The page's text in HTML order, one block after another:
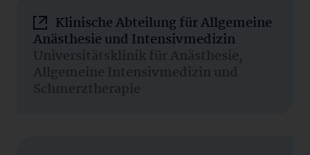
Klinische Abteilung für Allgemeine
Anästhesie und Intensivmedizin
Universitätsklinik für Anästhesie,
Allgemeine Intensivmedizin und
Schmerztherapie